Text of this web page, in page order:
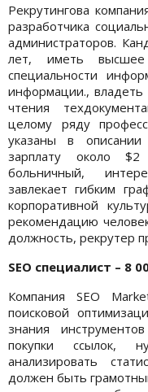
Рекрутингова
разработчика
администраторов.
лет, иметь высшее
специальности
информации., владеть
чтения
целому ряду
указаны в описании
зарплату около
больничный,
завлекает гибким
корпоративной
рекомендацию
должность, рекрутер
SEO специалист – 8
Компания SEO
поисковой
знания
покупки ссылок,
анализировать
должен быть